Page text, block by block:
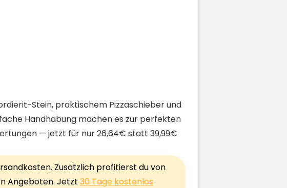
Stein, praktischem Pizzaschieber und
Handhabung machen es zur perfekten
— jetzt für nur 26,64€ statt 39,99€
Zusätzlich profitierst du von
Angeboten. Jetzt 30 Tage kostenlos